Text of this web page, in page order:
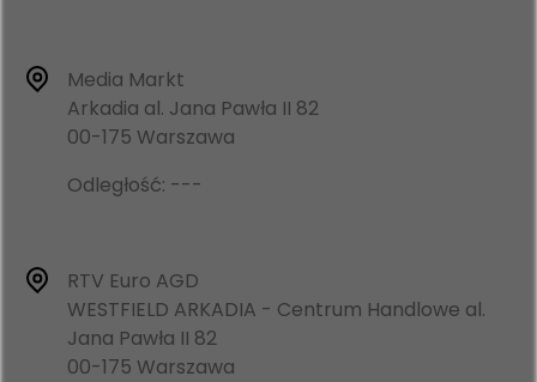
Media Markt
Arkadia al. Jana Pawła II 82
00-175 Warszawa
Odległość: ---
RTV Euro AGD
WESTFIELD ARKADIA - Centrum Handlowe al.
Jana Pawła II 82
00-175 Warszawa